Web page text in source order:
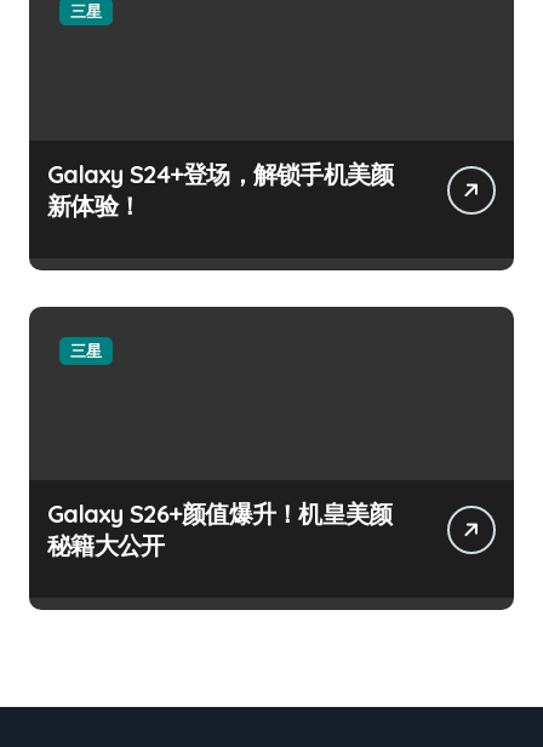
三星
Galaxy S24+登场，解锁手机美颜
新体验！
三星
Galaxy S26+颜值爆升！机皇美颜
秘籍大公开